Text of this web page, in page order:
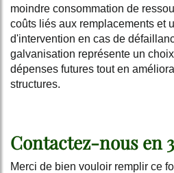
moindre consommation de
coûts liés aux remplacements et
d'intervention en cas de
galvanisation représente un
dépenses futures tout en
structures.
Contactez-nous en
Merci de bien vouloir remplir ce